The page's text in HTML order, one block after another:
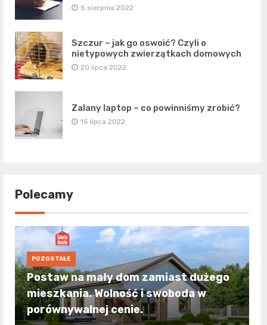
5 sierpnia 2022
Szczur – jak go oswoić? Czyli o
nietypowych zwierzątkach domowych
20 lipca 2022
Zalany laptop – co powinniśmy zrobić?
15 lipca 2022
Polecamy
POZOSTAŁE
Postaw na mały dom zamiast dużego
mieszkania. Wolność i swoboda w
porównywalnej cenie.